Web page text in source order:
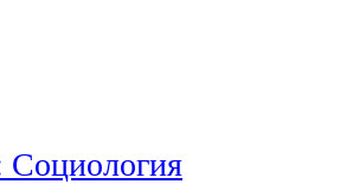
Социология